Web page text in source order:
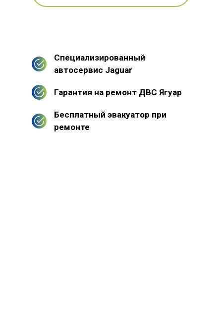
Специализированный
автосервис Jaguar
Гарантия на ремонт ДВС Ягуар
Бесплатный эвакуатор при
ремонте